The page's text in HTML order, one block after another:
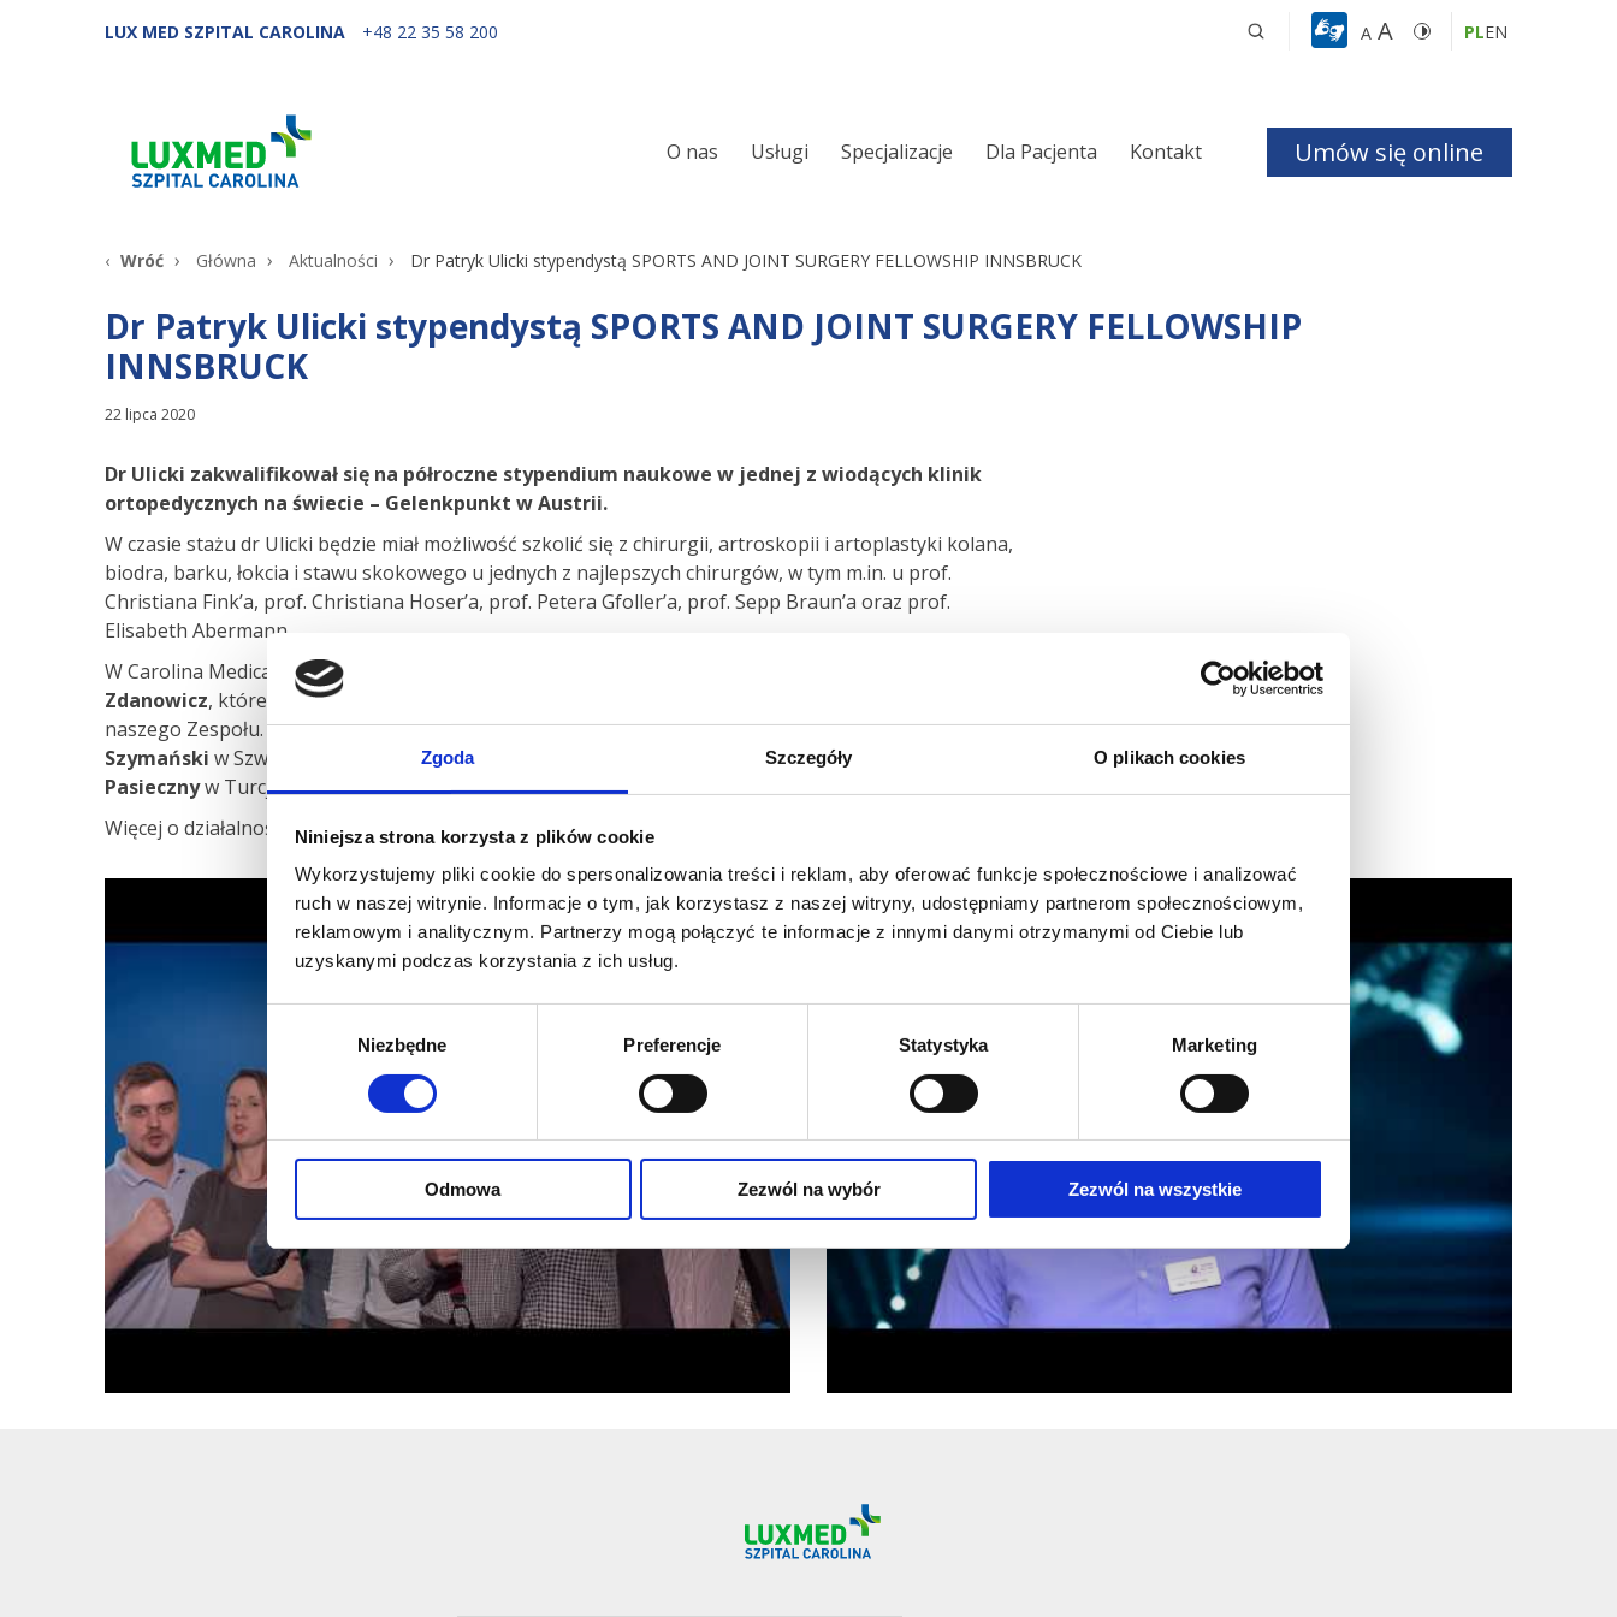
Zgoda Szczegóły O plikach cookies
Niniejsza strona korzysta z plików cookie
Wykorzystujemy pliki cookie do spersonalizowania treści i reklam, aby oferować funkcje społecznościowe i analizować
ruch w naszej witrynie. Informacje o tym, jak korzystasz z naszej witryny, udostępniamy partnerom społecznościowym,
reklamowym i analitycznym. Partnerzy mogą połączyć te informacje z innymi danymi otrzymanymi od Ciebie lub
uzyskanymi podczas korzystania z ich usług.
Niezbędne Preferencje Statystyka Marketing
Odmowa Zezwól na wybór Zezwól na wszystkie
LUX MED SZPITAL CAROLINA +48 22 35 58 200 A A PLEN
Umów się online
O nas Usługi
Specjalizacje
Chirurgia kręgosłupa
Laryngologia
Audiologia
Leczenie bólu
Leczenie Chrapania i Bezdechu
Ortopedia onkologiczna
Dla Pacjenta Kontakt
Wróć Główna Aktualności Dr Patryk Ulicki stypendystą SPORTS AND JOINT SURGERY FELLOWSHIP INNSBRUCK
Dr Patryk Ulicki stypendystą SPORTS AND JOINT SURGERY FELLOWSHIP
INNSBRUCK
22 lipca 2020
Dr Ulicki zakwalifikował się na półroczne stypendium naukowe w jednej z wiodących klinik
ortopedycznych na świecie – Gelenkpunkt w Austrii.
W czasie stażu dr Ulicki będzie miał możliwość szkolić się z chirurgii, artroskopii i artoplastyki kolana,
biodra, barku, łokcia i stawu skokowego u jednych z najlepszych chirurgów, w tym m.in. u prof.
Christiana Fink’a, prof. Christiana Hoser’a, prof. Petera Gfoller’a, prof. Sepp Braun’a oraz prof.
Elisabeth Abermann.
W Carolina Medical Center od kilku lat prężnie działa
Zdanowicz, którego zadania skupione są m.in. na wspomaganiu rozwoju naukowego i zawodowego
naszego Zespołu. W ciągu ostatnich lat na różnego rodzaju stażach przebywali:dr Tomasz
Szymański w Szwajcarii u prof. Kilger’a,dr Mateusz Janik w Egipcie u prof. Nasef’a,
Pasiecznyw Turcji u prof. Karahan’a orazdr Bartosz Dominik
Więcej o działalności Działu Nauki Carolina Medical Center w wideo-podsumowaniach: